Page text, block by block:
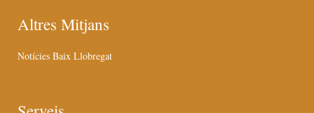
Altres Mitjans
Notícies Baix Llobregat